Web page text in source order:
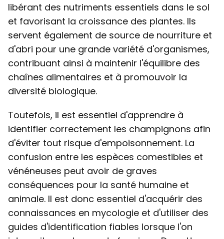
libérant des nutriments essentiels dans le sol
et favorisant la croissance des plantes. Ils
servent également de source de nourriture et
d'abri pour une grande variété d'organismes,
contribuant ainsi à maintenir l'équilibre des
chaînes alimentaires et à promouvoir la
diversité biologique.
Toutefois, il est essentiel d'apprendre à
identifier correctement les champignons afin
d'éviter tout risque d'empoisonnement. La
confusion entre les espèces comestibles et
vénéneuses peut avoir de graves
conséquences pour la santé humaine et
animale. Il est donc essentiel d'acquérir des
connaissances en mycologie et d'utiliser des
guides d'identification fiables lorsque l'on